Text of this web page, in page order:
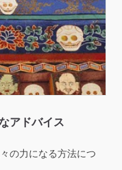
アドバイス
の力になる方法につ